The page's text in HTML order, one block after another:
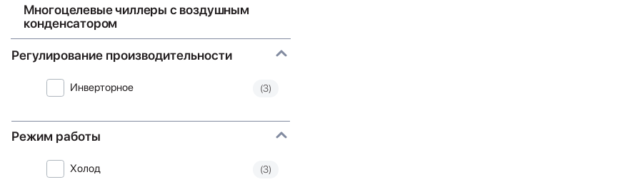
Многоцелевые чиллеры с воздушным
конденсатором
Регулирование производительности
Инверторное (3)
Режим работы
Холод (3)